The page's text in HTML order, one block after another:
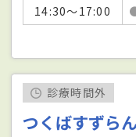
14:30～17:00
診療時間外
つくばすずら